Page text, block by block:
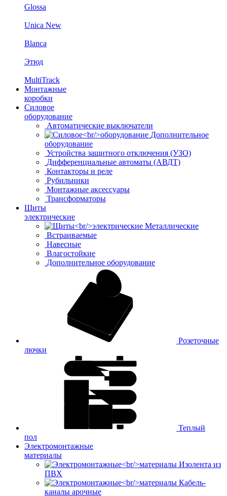
Glossa
Unica New
Blanca
Этюд
MultiTrack
Монтажные
коробки
Силовое
оборудование
Автоматические выключатели
Дополнительное
оборудование
Устройства защитного отключения (УЗО)
Дифференциальные автоматы (АВДТ)
Контакторы и реле
Рубильники
Монтажные аксессуары
Трансформаторы
Щиты
электрические
Металлические
Встраиваемые
Навесные
Влагостойкие
Дополнительное оборудование
Розеточные
лючки
Теплый
пол
Электромонтажные
материалы
Изолента из
ПВХ
Кабель-
каналы арочные